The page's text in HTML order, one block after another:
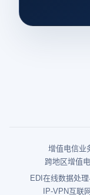
增值电信业
跨地区增值
EDI在线数据处
IP-VPN互联